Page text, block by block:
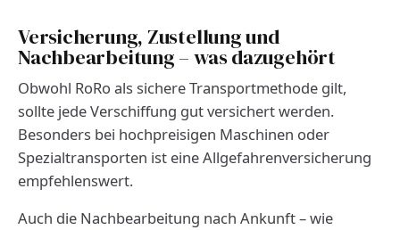
Versicherung, Zustellung und
Nachbearbeitung – was dazugehört
Obwohl RoRo als sichere Transportmethode gilt,
sollte jede Verschiffung gut versichert werden.
Besonders bei hochpreisigen Maschinen oder
Spezialtransporten ist eine Allgefahrenversicherung
empfehlenswert.
Auch die Nachbearbeitung nach Ankunft – wie